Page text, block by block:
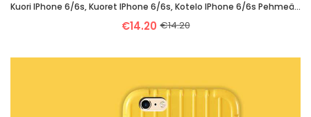
Kuori IPhone 6/6s, Kuoret IPhone 6/6s, Kotelo IPhone 6/6s Pehmeä Neste Suojaus Murtumaton Musta Must
€14.20 €14.20